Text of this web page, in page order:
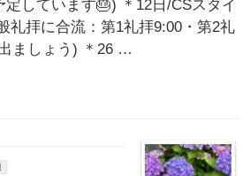
しています🎂) ＊12日/CSスタイ
礼拝に合流：第1礼拝9:00・第2礼
ましょう) ＊26 …